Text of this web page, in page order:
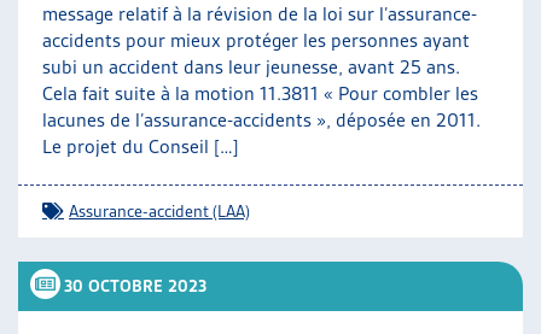
message relatif à la révision de la loi sur l’assurance-
accidents pour mieux protéger les personnes ayant
subi un accident dans leur jeunesse, avant 25 ans.
Cela fait suite à la motion 11.3811 « Pour combler les
lacunes de l’assurance-accidents », déposée en 2011.
Le projet du Conseil […]
Assurance-accident (LAA)
30 OCTOBRE 2023